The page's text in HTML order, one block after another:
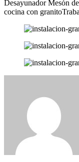
Desayunador Mesón
cocina con